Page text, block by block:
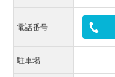
電話番号
駐車場